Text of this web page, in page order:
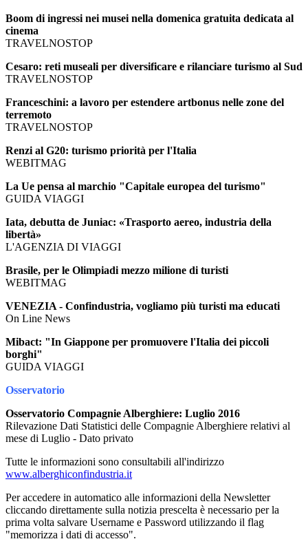
Boom di ingressi nei musei nella domenica gratuita dedicata al
cinema
TRAVELNOSTOP
Cesaro: reti museali per diversificare e rilanciare turismo al Sud
TRAVELNOSTOP
Franceschini: a lavoro per estendere artbonus nelle zone del
terremoto
TRAVELNOSTOP
Renzi al G20: turismo priorità per l'Italia
WEBITMAG
La Ue pensa al marchio "Capitale europea del turismo"
GUIDA VIAGGI
Iata, debutta de Juniac: «Trasporto aereo, industria della
libertà»
L'AGENZIA DI VIAGGI
Brasile, per le Olimpiadi mezzo milione di turisti
WEBITMAG
VENEZIA - Confindustria, vogliamo più turisti ma educati
On Line News
Mibact: "In Giappone per promuovere l'Italia dei piccoli
borghi"
GUIDA VIAGGI
Osservatorio
Osservatorio Compagnie Alberghiere: Luglio 2016
Rilevazione Dati Statistici delle Compagnie Alberghiere relativi al
mese di Luglio - Dato privato
Tutte le informazioni sono consultabili all'indirizzo
www.alberghiconfindustria.it
Per accedere in automatico alle informazioni della Newsletter
cliccando direttamente sulla notizia prescelta è necessario per la
prima volta salvare Username e Password utilizzando il flag
"memorizza i dati di accesso".